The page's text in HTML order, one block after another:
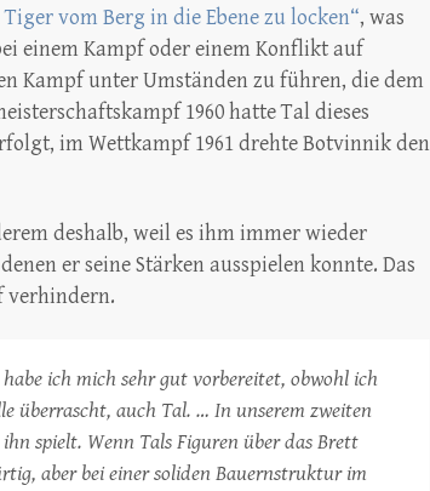
Tiger vom Berg in die Ebene zu locken“, was
einem Kampf oder einem Konflikt auf
Kampf unter Umständen zu führen, die dem
1960 hatte Tal dieses
im Wettkampf 1961 drehte Botvinnik den
deshalb, weil es ihm immer wieder
er seine Stärken ausspielen konnte. Das
verhindern.
ich mich sehr gut vorbereitet, obwohl ich
überrascht, auch Tal. … In unserem zweiten
spielt. Wenn Tals Figuren über das Brett
aber bei einer soliden Bauernstruktur im